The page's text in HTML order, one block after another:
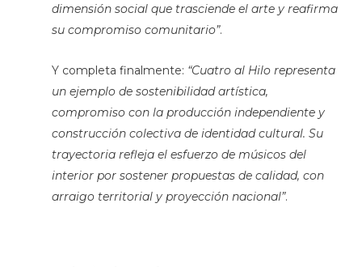
dimensión social que trasciende el arte y reafirma
su compromiso comunitario”.
Y completa finalmente: “Cuatro al Hilo representa
un ejemplo de sostenibilidad artística,
compromiso con la producción independiente y
construcción colectiva de identidad cultural. Su
trayectoria refleja el esfuerzo de músicos del
interior por sostener propuestas de calidad, con
arraigo territorial y proyección nacional”.